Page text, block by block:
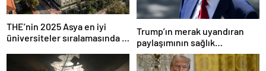
THE’nin 2025 Asya en iyi
üniversiteler sıralamasında 4
Trump’ın merak uyandıran
paylaşımının sağlık
sistemiyle ilgili kararname
olduğu anlaşıldı